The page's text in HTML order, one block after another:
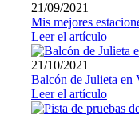
21/09/2021
Mis mejores
Leer el artículo
21/10/2021
Balcón de Julieta en
Leer el artículo